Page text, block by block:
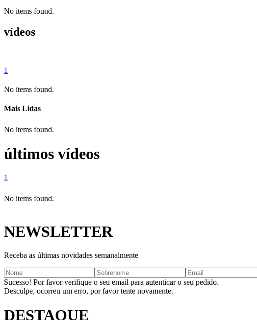
No items found.
vídeos
1
No items found.
Mais Lidas
No items found.
últimos vídeos
1
No items found.
NEWSLETTER
Receba as últimas novidades semanalmente
Sucesso! Por favor verifique o seu email para autenticar o seu pedido.
Desculpe, ocorreu um erro, por favor tente novamente.
DESTAQUE